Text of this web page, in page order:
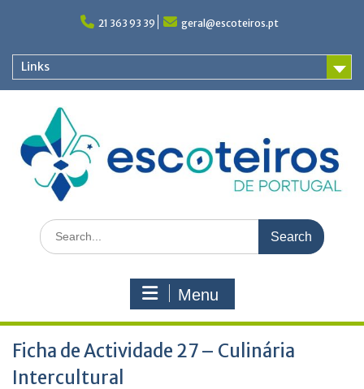
21 363 93 39 geral@escoteiros.pt
Links
Search
for:
Menu
Ficha de Actividade 27 – Culinária
Intercultural